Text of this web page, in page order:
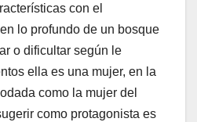
con el
lo profundo de un bosque
o dificultar según le
ella es una mujer, en la
como la mujer del
como protagonista es